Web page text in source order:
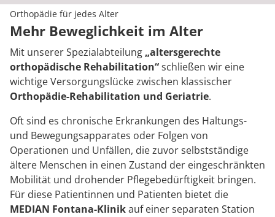
Orthopädie für jedes Alter
Mehr Beweglichkeit im Alter
Mit unserer Spezialabteilung „altersgerechte
orthopädische Rehabilitation“schließen wir eine
wichtige Versorgungslücke zwischen klassischer
Orthopädie-Rehabilitation und Geriatrie.
Oft sind es chronische Erkrankungen des Haltungs-
und Bewegungsapparates oder Folgen von
Operationen und Unfällen, die zuvor selbstständige
ältere Menschen in einen Zustand der eingeschränkten
Mobilität und drohender Pflegebedürftigkeit bringen.
Für diese Patientinnen und Patienten bietet die
MEDIAN Fontana-Klinikauf einer separaten Station